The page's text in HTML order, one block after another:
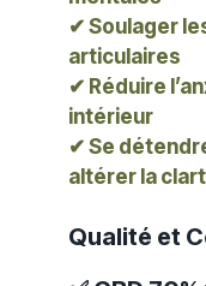
✔ Soulager
articulaires
✔ Réduire
intérieur
✔ Se
altérer la
Qualité et